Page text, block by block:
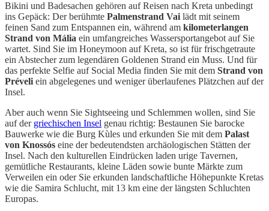
Bikini und Badesachen gehören auf Reisen nach Kreta unbedingt
ins Gepäck: Der berühmte Palmenstrand Vai lädt mit seinem
feinen Sand zum Entspannen ein, während am kilometerlangen
Strand von Mália ein umfangreiches Wassersportangebot auf Sie
wartet. Sind Sie im Honeymoon auf Kreta, so ist für frischgetraute
ein Abstecher zum legendären Goldenen Strand ein Muss. Und für
das perfekte Selfie auf Social Media finden Sie mit dem Strand von
Préveli ein abgelegenes und weniger überlaufenes Plätzchen auf der
Insel.
Aber auch wenn Sie Sightseeing und Schlemmen wollen, sind Sie
auf der griechischen Insel genau richtig: Bestaunen Sie barocke
Bauwerke wie die Burg Kùles und erkunden Sie mit dem Palast
von Knossós eine der bedeutendsten archäologischen Stätten der
Insel. Nach den kulturellen Eindrücken laden urige Tavernen,
gemütliche Restaurants, kleine Läden sowie bunte Märkte zum
Verweilen ein oder Sie erkunden landschaftliche Höhepunkte Kretas
wie die Samira Schlucht, mit 13 km eine der längsten Schluchten
Europas.